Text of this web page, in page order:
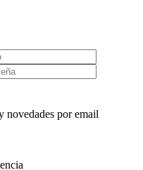
novedades por email